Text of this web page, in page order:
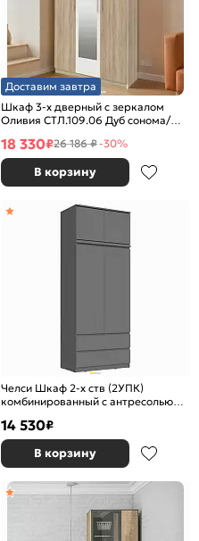
Доставим завтра
Шкаф 3-х дверный с зеркалом
Оливия СТЛ.109.06 Дуб сонома/
18 330₽26 186 ₽-30%
В корзину
Челси Шкаф 2-х ств (2УПК)
комбинированный с антресолью
14 530₽
В корзину